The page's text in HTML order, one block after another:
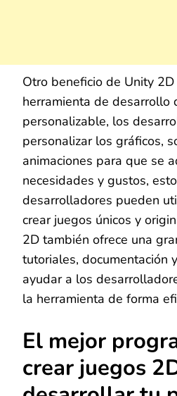
Otro beneficio de Unity
herramienta de desarrollo
personalizable, los
personalizar los gráficos,
animaciones para que se
necesidades y gustos,
desarrolladores pueden
crear juegos únicos y
2D también ofrece una
tutoriales, documentación
ayudar a los
la herramienta de forma
El mejor
crear juegos